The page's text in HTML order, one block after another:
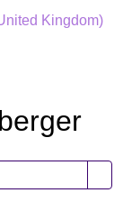
Kingdom)